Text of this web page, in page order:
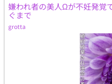
嫌われ者の美人Ωが不妊発覚
ぐまで
grotta